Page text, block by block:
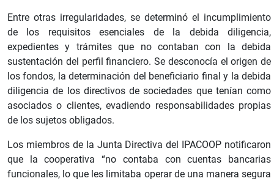
Entre otras irregularidades, se determinó el incumplimiento
de los requisitos esenciales de la debida diligencia,
expedientes y trámites que no contaban con la debida
sustentación del perfil financiero. Se desconocía el origen de
los fondos, la determinación del beneficiario final y la debida
diligencia de los directivos de sociedades que tenían como
asociados o clientes, evadiendo responsabilidades propias
de los sujetos obligados.
Los miembros de la Junta Directiva del IPACOOP notificaron
que la cooperativa “no contaba con cuentas bancarias
funcionales, lo que les limitaba operar de una manera segura